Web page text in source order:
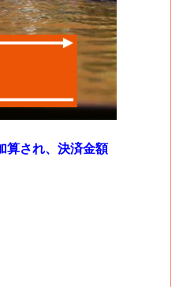
算され、決済金額